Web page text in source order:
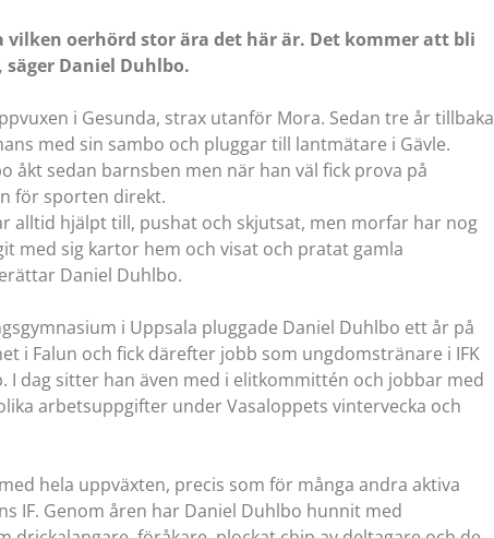
vilken oerhörd stor ära det här är. Det kommer att bli
Daniel Duhlbo.
i Gesunda, strax utanför Mora. Sedan tre år tillbaka
med sin sambo och pluggar till lantmätare i Gävle.
åkt sedan barnsben men när han väl fick prova på
för sporten direkt.
alltid hjälpt till, pushat och skjutsat, men morfar har nog
med sig kartor hem och visat och pratat gamla
Daniel Duhlbo.
i Uppsala pluggade Daniel Duhlbo ett år på
i Falun och fick därefter jobb som ungdomstränare i IFK
I dag sitter han även med i elitkommittén och jobbar med
arbetsuppgifter under Vasaloppets vintervecka och
hela uppväxten, precis som för många andra aktiva
IF. Genom åren har Daniel Duhlbo hunnit med